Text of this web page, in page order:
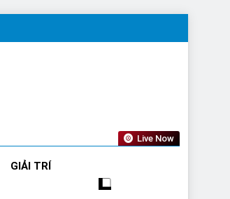
Live Now
GIẢI TRÍ